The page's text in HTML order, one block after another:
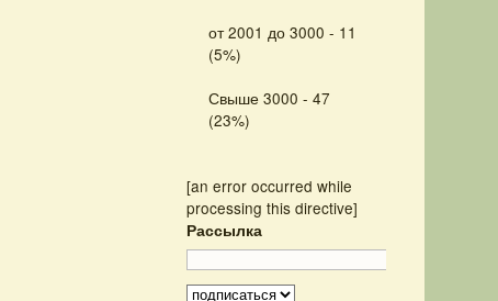
от 2001 до 3000 - 11
(5%)
Свыше 3000 - 47
(23%)
[an error occurred while
processing this directive]
Рассылка